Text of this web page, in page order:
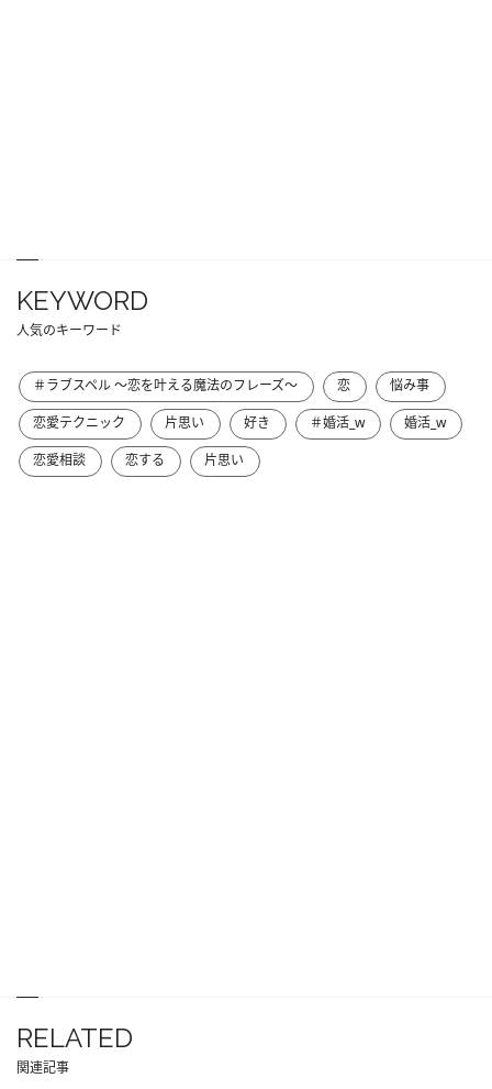
KEYWORD
人気のキーワード
＃ラブスペル ～恋を叶える魔法のフレーズ～ 恋
悩み事
恋愛テクニック
片思い 好き ＃婚活_w
婚活_w
恋愛相談
恋する 片思い
RELATED
関連記事